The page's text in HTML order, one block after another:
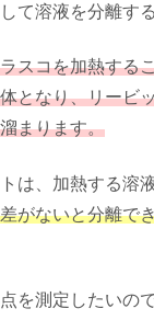
て溶液を分離す
スコを加熱する
となり、リービ
まります。
は、加熱する溶
がないと分離で
を測定したいの